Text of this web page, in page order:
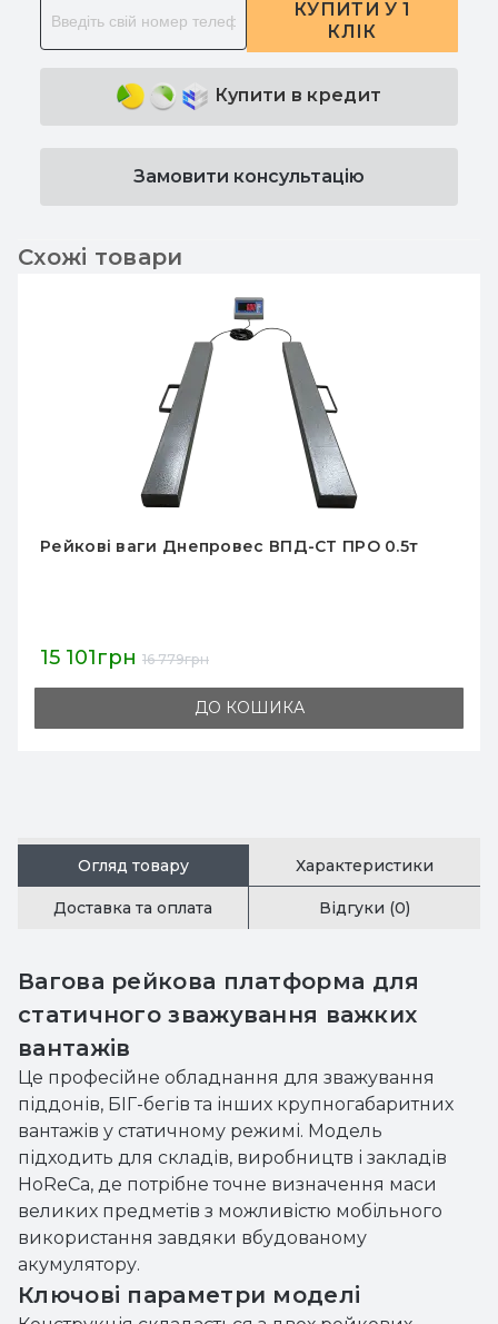
КУПИТИ У 1
КЛІК
Купити в кредит
Замовити консультацію
Схожі товари
Рейкові ваги Днепровес ВПД-СТ ПРО 0.5т
15 101грн 16 779грн
ДО КОШИКА
Огляд товару Характеристики
Доставка та оплата Відгуки (0)
Вагова рейкова платформа для
статичного зважування важких
вантажів
Це професійне обладнання для зважування
піддонів, БІГ-бегів та інших крупногабаритних
вантажів у статичному режимі. Модель
підходить для складів, виробництв і закладів
HoReCa, де потрібне точне визначення маси
великих предметів з можливістю мобільного
використання завдяки вбудованому
акумулятору.
Ключові параметри моделі